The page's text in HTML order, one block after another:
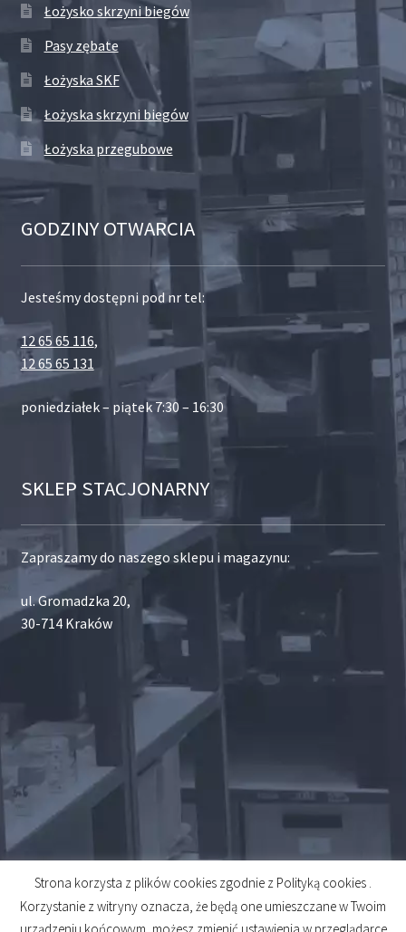
Łożysko skrzyni biegów
Pasy zębate
Łożyska SKF
Łożyska skrzyni biegów
Łożyska przegubowe
GODZINY OTWARCIA
Jesteśmy dostępni pod nr tel:
12 65 65 116,
12 65 65 131
poniedziałek – piątek 7:30 – 16:30
SKLEP STACJONARNY
Zapraszamy do naszego sklepu i magazynu:
ul. Gromadzka 20,
30-714 Kraków
© 2026
Created byMidero
Strona korzysta z plików cookies zgodnie z Polityką cookies .
Korzystanie z witryny oznacza, że będą one umieszczane w Twoim